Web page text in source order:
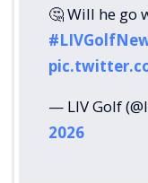
🤔 Will he go
— LIV Golf
2026